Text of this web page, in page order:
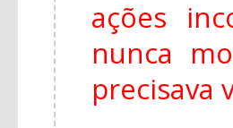
ações
nunca
precisava